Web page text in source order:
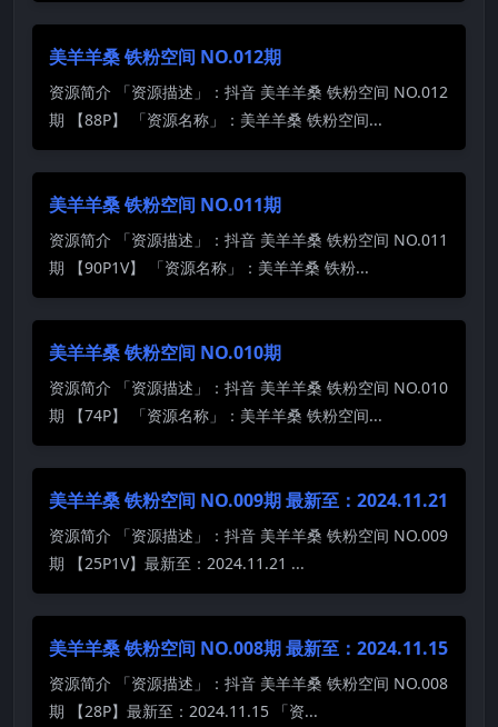
美羊羊桑 铁粉空间 NO.012期
资源简介 「资源描述」：抖音 美羊羊桑 铁粉空间 NO.012
期 【88P】 「资源名称」：美羊羊桑 铁粉空间...
美羊羊桑 铁粉空间 NO.011期
资源简介 「资源描述」：抖音 美羊羊桑 铁粉空间 NO.011
期 【90P1V】 「资源名称」：美羊羊桑 铁粉...
美羊羊桑 铁粉空间 NO.010期
资源简介 「资源描述」：抖音 美羊羊桑 铁粉空间 NO.010
期 【74P】 「资源名称」：美羊羊桑 铁粉空间...
美羊羊桑 铁粉空间 NO.009期 最新至：2024.11.21
资源简介 「资源描述」：抖音 美羊羊桑 铁粉空间 NO.009
期 【25P1V】最新至：2024.11.21 ...
美羊羊桑 铁粉空间 NO.008期 最新至：2024.11.15
资源简介 「资源描述」：抖音 美羊羊桑 铁粉空间 NO.008
期 【28P】最新至：2024.11.15 「资...